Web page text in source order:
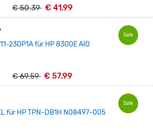
€ 50.39 € 41.99
Sale
230P1A für HP 8300E AIO
€ 69.59 € 57.99
Sale
für HP TPN-DB1H N08497-005